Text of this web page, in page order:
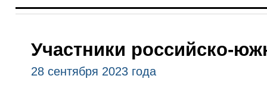
Участники российско-
28 сентября 2023 года